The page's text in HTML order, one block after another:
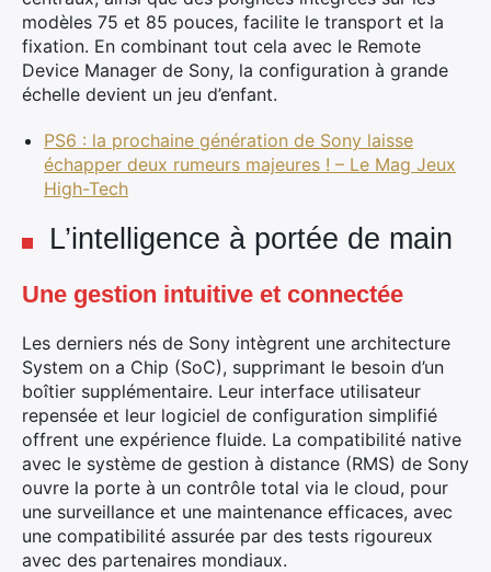
modèles 75 et 85 pouces, facilite le transport et la
fixation. En combinant tout cela avec le Remote
Device Manager de Sony, la configuration à grande
échelle devient un jeu d’enfant.
PS6 : la prochaine génération de Sony laisse
échapper deux rumeurs majeures ! – Le Mag Jeux
High-Tech
L’intelligence à portée de main
Une gestion intuitive et connectée
Les derniers nés de Sony intègrent une architecture
System on a Chip (SoC), supprimant le besoin d’un
boîtier supplémentaire. Leur interface utilisateur
repensée et leur logiciel de configuration simplifié
offrent une expérience fluide. La compatibilité native
avec le système de gestion à distance (RMS) de Sony
ouvre la porte à un contrôle total via le cloud, pour
une surveillance et une maintenance efficaces, avec
une compatibilité assurée par des tests rigoureux
avec des partenaires mondiaux.